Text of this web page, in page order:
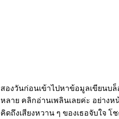
สองวันก่อนเข้าไปหาข้อมูลเขียนบ
หลาย คลิกอ่านเพลินเลยค่ะ อย่างห
คิดถึงเสียงหวาน ๆ ของเธอจับใจ